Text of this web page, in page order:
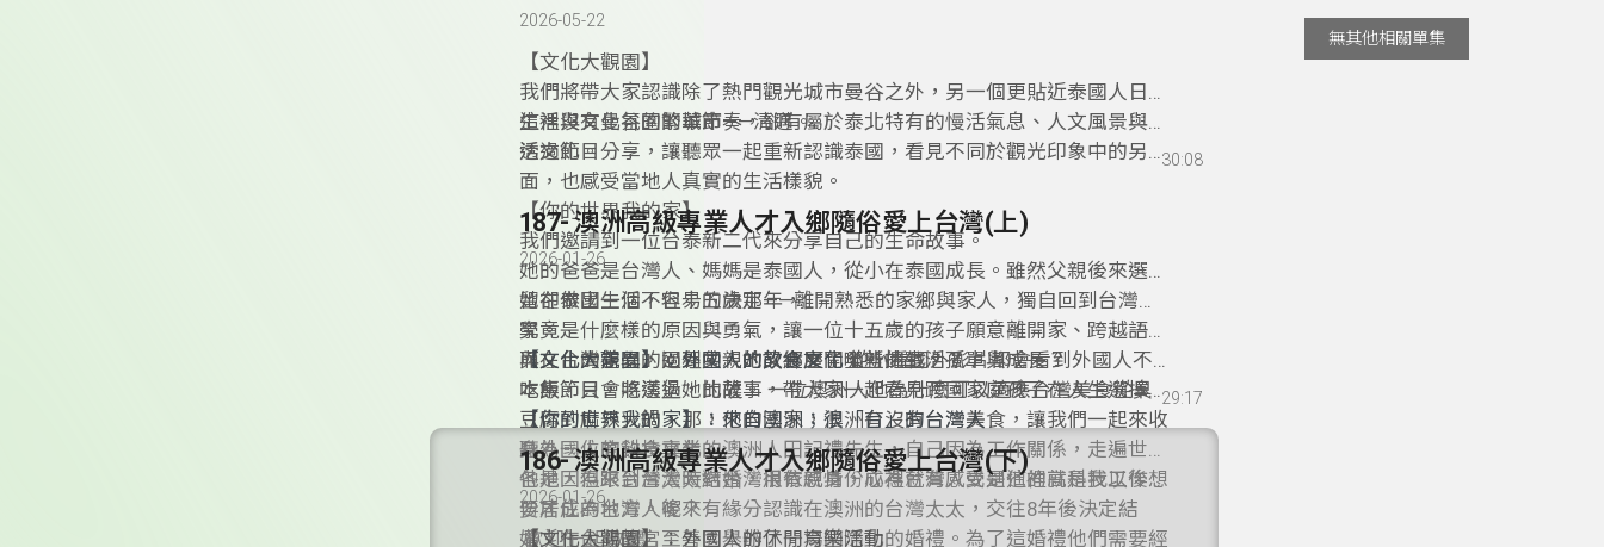
2026-05-22
【文化大觀園】
我們將帶大家認識除了熱門觀光城市曼谷之外，另一個更貼近泰國人日常
生活與文化氛圍的城市——清邁。
這裡沒有曼谷的繁華節奏，卻有屬於泰北特有的慢活氣息、人文風景與生
活文化。
透過節目分享，讓聽眾一起重新認識泰國，看見不同於觀光印象中的另一
面，也感受當地人真實的生活樣貌。
【你的世界我的家】
我們邀請到一位台泰新二代來分享自己的生命故事。
她的爸爸是台灣人、媽媽是泰國人，從小在泰國成長。雖然父親後來選擇
留在泰國生活，但十五歲那年，
她卻做出一個不容易的決定——離開熟悉的家鄉與家人，獨自回到台灣求
學。
究竟是什麼樣的原因與勇氣，讓一位十五歲的孩子願意離開家、跨越語言
與文化的差異，回到父親的故鄉展開全新的生活？
而在台灣求學的過程中，她又經歷了哪些挑戰、孤單與成長？
本集節目，將透過她的故事，帶大家一起看見跨國家庭孩子在人生選擇中
的勇敢與堅持。
30:08
187- 澳洲高級專業人才入鄉隨俗愛上台灣(上)
2026-01-26
【文化大觀園】：外國人的飲食文化從小看國外影片都會看到外國人不
吃飯，只會吃漢堡，比薩。 一位澳洲人他為什麼可以適應台灣美食從臭
豆腐到麻辣火鍋，那，他的國家，澳洲有沒有台灣美食，讓我們一起來收
聽外國人的飲食文化。
【你的世界我的家】：來自澳洲；很「台」的台灣人
身為一位高科技專業的澳洲人田記禮先生，自己因為工作關係，走遍世界
各地，但來到台灣時對台灣很有感情，心裡就有感受到這裡就是我以後想
要居住的地方。後來有緣分認識在澳洲的台灣太太，交往8年後決定結
婚，在台灣故宮至善園舉辦了一場國際化的婚禮。為了這婚禮他們需要經
他是因為跟台灣太太結婚，用依親身份成為台灣人或是他的高科技工作身
份才成為台灣人呢？
歡迎一起收聽
29:17
186- 澳洲高級專業人才入鄉隨俗愛上台灣(下)
2026-01-26
【文化大觀園】：外國人的休閒育樂活動
無其他相關單集